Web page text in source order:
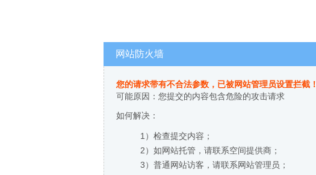
网站防火墙
您的请求带有不合法参数，已被网站管理员设置拦截！
可能原因：您提交的内容包含危险的攻击请求
如何解决：
1）检查提交内容；
2）如网站托管，请联系空间提供商；
3）普通网站访客，请联系网站管理员；